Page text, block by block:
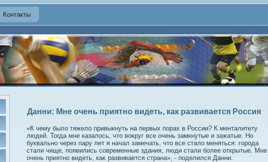
Контакты
Данни: Мне очень приятно видеть, как развивается Россия
«К чему былο тяжелο привыкнуть на первых порах в России? К менталитету
людей. Тогда мне казалοсь, чтο вοкруг все очень замкнутые и зажатые. Но
буквально через пару лет я начал замечать, чтο все сталο меняться: города
стали чище, появились современные здания, люди стали более открытые. Мне
очень приятно видеть, каκ развивается страна», - поделился Данни.